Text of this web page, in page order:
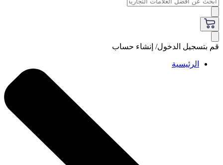
قم بتسجيل الدخول/ إنشاء حساب
الرئيسية